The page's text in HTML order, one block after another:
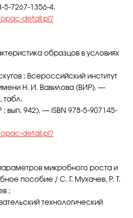
5-7267-1356-4.
detail.pl?
образцов в условиях
; Всероссийский институт
Н. И. Вавилова (ВИР). —
табл.
вып. 942). — ISBN 978-5-907145-
detail.pl?
микробного роста и
пособие / С. Г. Мухачев, Р. Т.
;
технологический